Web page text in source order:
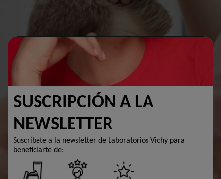
SUSCRIPCIÓN A LA
NEWSLETTER
Suscríbete a la newsletter de Laboratorios Vichy para
beneficiarte de: